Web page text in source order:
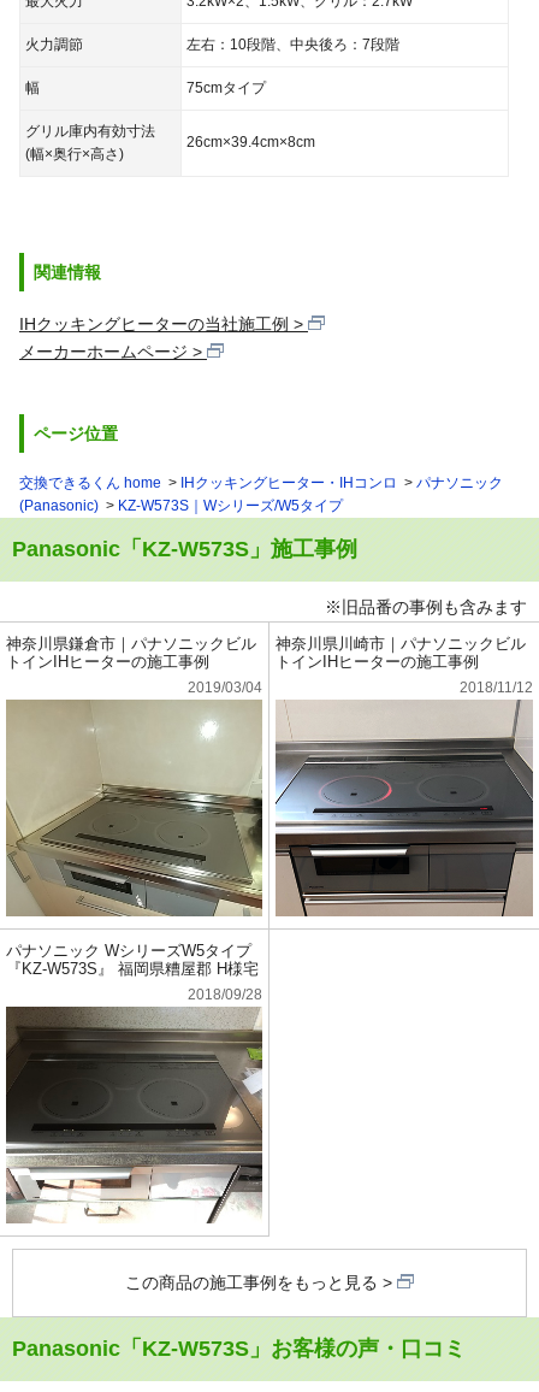
火力調節 左右：10段階、中央後ろ：7段階
幅 75cmタイプ
グリル庫内有効寸法
(幅×奥行×高さ)
26cm×39.4cm×8cm
関連情報
IHクッキングヒーターの当社施工例
メーカーホームページ
ページ位置
交換できるくん home IHクッキングヒーター・IHコンロ
パナソニック
(Panasonic)
KZ-W573S｜Wシリーズ/W5タイプ
Panasonic「KZ-W573S」施工事例
※旧品番の事例も含みます
神奈川県鎌倉市｜パナソニックビル
トインIHヒーターの施工事例
2019/03/04
神奈川県川崎市｜パナソニックビル
トインIHヒーターの施工事例
2018/11/12
パナソニック WシリーズW5タイプ
『KZ-W573S』 福岡県糟屋郡 H様宅
2018/09/28
この商品の施工事例をもっと見る
Panasonic「KZ-W573S」お客様の声・口コミ